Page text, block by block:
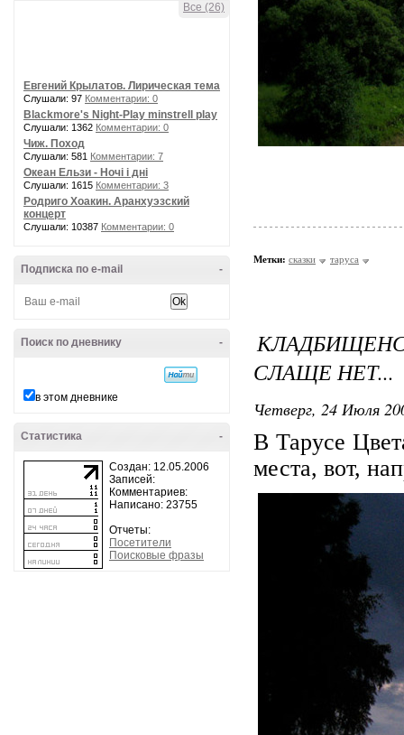
Все (26)
Евгений Крылатов. Лирическая тема
Слушали: 97 Комментарии: 0
Blackmore's Night-Play minstrell play
Слушали: 1362 Комментарии: 0
Чиж. Поход
Слушали: 581 Комментарии: 7
Океан Ельзи - Ночі і дні
Слушали: 1615 Комментарии: 3
Родриго Хоакин. Аранхуэзский
концерт
Слушали: 10387 Комментарии: 0
-
Подписка по e-mail
-
Поиск по дневнику
в этом дневнике
-
Статистика
Создан: 12.05.2006
Записей:
Комментариев:
Написано: 23755
Отчеты:
Посетители
Поисковые фразы
Метки: сказки таруса
СЛАЩЕ НЕТ...
Четверг, 24 Июля
В Тарусе
места, вот,